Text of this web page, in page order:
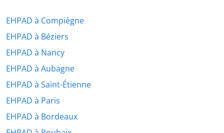
EHPAD à Compiègne
EHPAD à Béziers
EHPAD à Nancy
EHPAD à Aubagne
EHPAD à Saint-Étienne
EHPAD à Paris
EHPAD à Bordeaux